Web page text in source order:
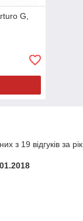
G,
з 19 відгуків за рік